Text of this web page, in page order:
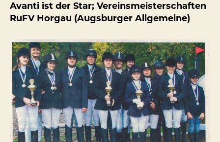
Avanti ist der Star; Vereinsmeisterschaften
RuFV Horgau (Augsburger Allgemeine)